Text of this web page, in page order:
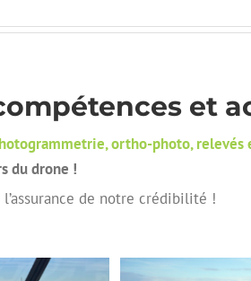
et
ortho-photo,relevés
du drone !
de notre crédibilité !